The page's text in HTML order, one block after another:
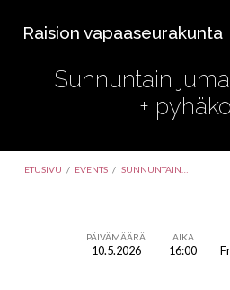
Raision vapaaseurakunta
Sunnuntain
+
ETUSIVU / EVENTS / SUNNUNTAIN…
PÄIVÄMÄÄRÄ
10.5.2026
AIKA
16:00